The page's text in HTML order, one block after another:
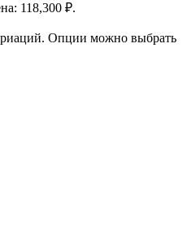
118,300 ₽.
Опции можно выбрать